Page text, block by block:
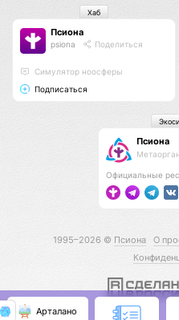
Псиона
psiona Поделиться
Cимулятор ноосферы
Подписаться
Хаб
Псиона
Официальные
1995–2026 © Псиона О
Арталано